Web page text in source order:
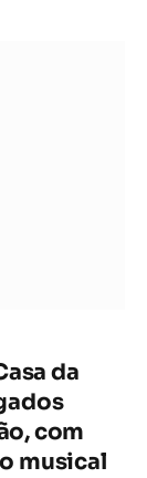
da
com
musical